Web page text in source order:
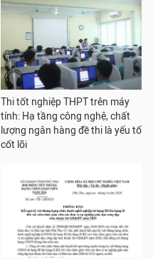
Thi tốt nghiệp THPT trên máy
tính: Hạ tầng công nghệ, chất
lượng ngân hàng đề thi là yếu tố
cốt lõi